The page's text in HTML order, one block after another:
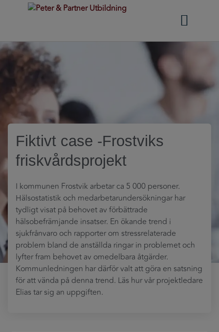
Fiktivt case -Frostviks
friskvårdsprojekt
I kommunen Frostvik arbetar ca 5 000 personer.
Hälsostatistik och medarbetarundersökningar har
tydligt visat på behovet av förbättrade
hälsobefrämjande insatser. En ökande trend i
sjukfrånvaro och rapporter om stressrelaterade
problem bland de anställda ringar in problemet och
lyfter fram behovet av omedelbara åtgärder.
Kommunledningen har därför valt att göra en satsning
för att vända på denna trend. Läs hur vår projektledare
Elias tar sig an uppgiften.